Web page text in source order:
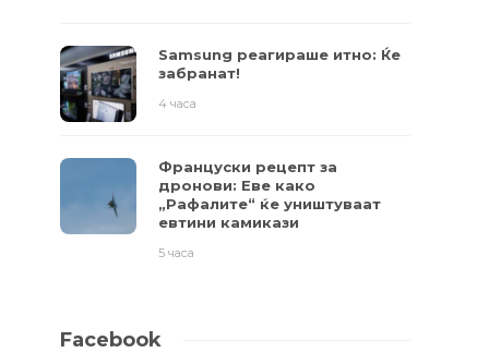
Samsung реагираше итно: Ќе
забранат!
4 часа
Француски рецепт за
дронови: Еве како
„Рафалите“ ќе уништуваат
евтини камикази
5 часа
Facebook